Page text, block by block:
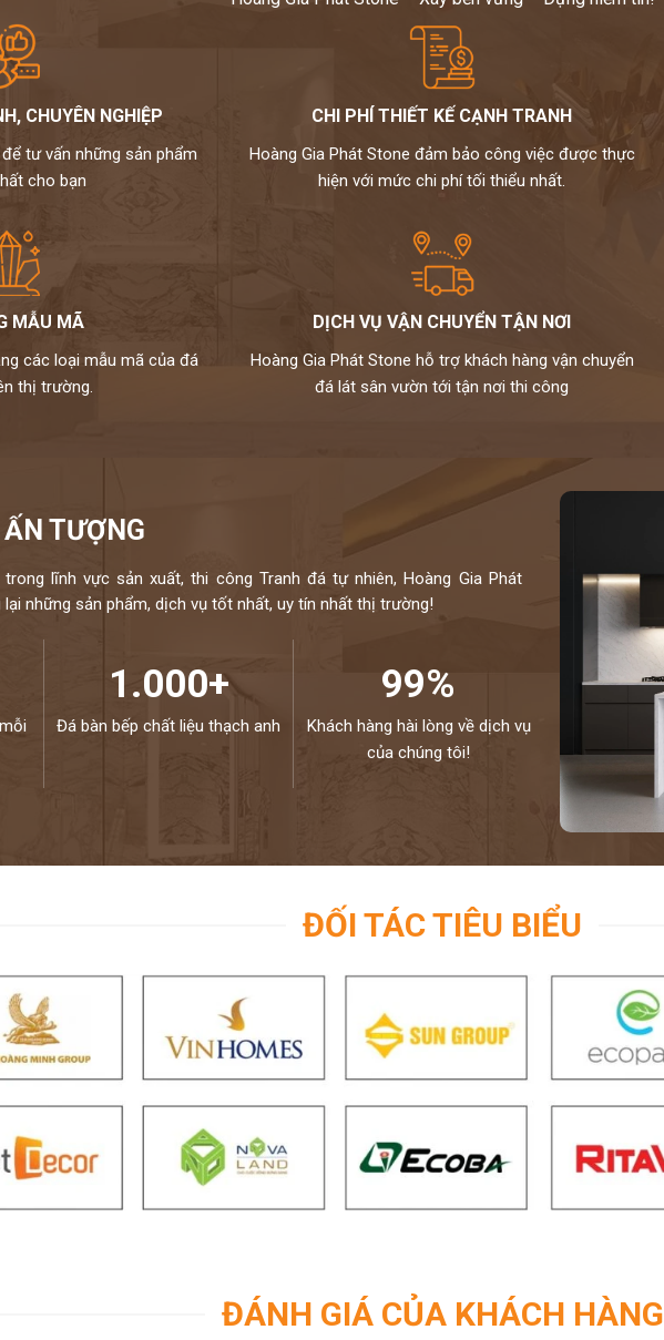
CHUYÊN NGHIỆP
tư vấn những sản phẩm
cho bạn
CHI PHÍ THIẾT KẾ CẠNH TRANH
Hoàng Gia Phát Stone đảm bảo công việc được thực
hiện với mức chi phí tối thiểu nhất.
MẪU MÃ
các loại mẫu mã của đá
thị trường.
DỊCH VỤ VẬN CHUYỂN TẬN NƠI
Hoàng Gia Phát Stone hỗ trợ khách hàng vận chuyển
đá lát sân vườn tới tận nơi thi công
ẤN TƯỢNG
lĩnh vực sản xuất, thi công Tranh đá tự nhiên, Hoàng Gia Phát
những sản phẩm, dịch vụ tốt nhất, uy tín nhất thị trường!
1.000+
Đá bàn bếp chất liệu thạch anh
99%
Khách hàng hài lòng về dịch vụ
của chúng tôi!
ĐỐI TÁC TIÊU BIỂU
ĐÁNH GIÁ CỦA KHÁCH HÀNG